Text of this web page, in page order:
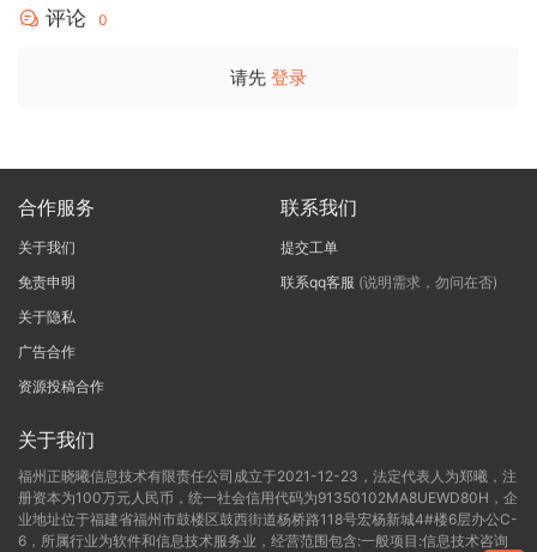
评论 0
请先 登录
合作服务
关于我们
免责申明
关于隐私
广告合作
资源投稿合作
联系我们
提交工单
联系qq客服 (说明需求，勿问在否)
关于我们
福州正晓曦信息技术有限责任公司成立于2021-12-23，法定代表人为郑曦，注
册资本为100万元人民币，统一社会信用代码为91350102MA8UEWD80H，企
业地址位于福建省福州市鼓楼区鼓西街道杨桥路118号宏杨新城4#楼6层办公C-
6，所属行业为软件和信息技术服务业，经营范围包含:一般项目:信息技术咨询